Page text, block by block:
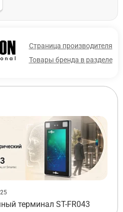
Страница производителя
Товары бренда в разделе
терминал ST-FR043